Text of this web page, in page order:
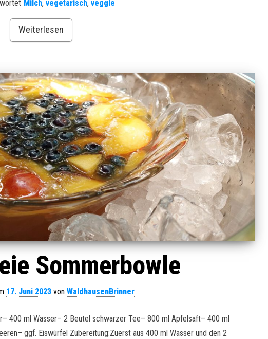
Milch, vegetarisch, veggie
Weiterlesen
Sommerbowle
17. Juni 2023von WaldhausenBrinner
400 ml Wasser– 2 Beutel schwarzer Tee– 800 ml Apfelsaft– 400 ml
ggf. Eiswürfel Zubereitung:Zuerst aus 400 ml Wasser und den 2